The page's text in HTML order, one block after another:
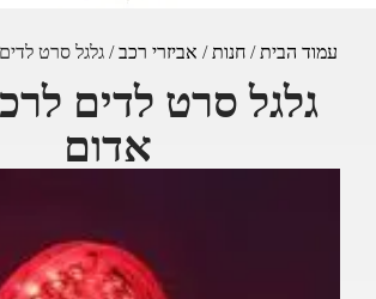
עמוד הבית/חנות/אביזרי רכב/ גלגל סרט
גלגל סרט לדים
אדום